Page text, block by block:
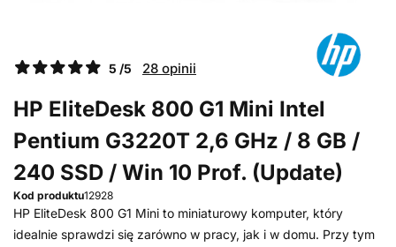
5 /5 28 opinii
HP EliteDesk 800 G1 Mini Intel
Pentium G3220T 2,6 GHz / 8 GB /
240 SSD / Win 10 Prof. (Update)
Kod produktu12928
HP EliteDesk 800 G1 Mini to miniaturowy komputer, który
idealnie sprawdzi się zarówno w pracy, jak i w domu. Przy tym